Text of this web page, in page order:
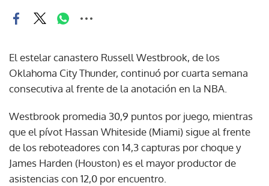
El estelar canastero Russell Westbrook, de los
Oklahoma City Thunder, continuó por cuarta semana
consecutiva al frente de la anotación en la NBA.
Westbrook promedia 30,9 puntos por juego, mientras
que el pívot Hassan Whiteside (Miami) sigue al frente
de los reboteadores con 14,3 capturas por choque y
James Harden (Houston) es el mayor productor de
asistencias con 12,0 por encuentro.